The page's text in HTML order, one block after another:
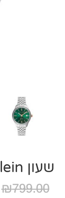
שעון Kate Klein דגם KK3132
₪799.00